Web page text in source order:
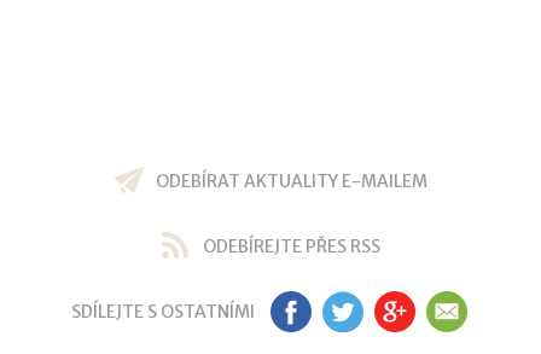
ODEBÍRAT AKTUALITY E-MAILEM
ODEBÍREJTE PŘES RSS
SDÍLEJTE S OSTATNÍMI FB TW GP EM